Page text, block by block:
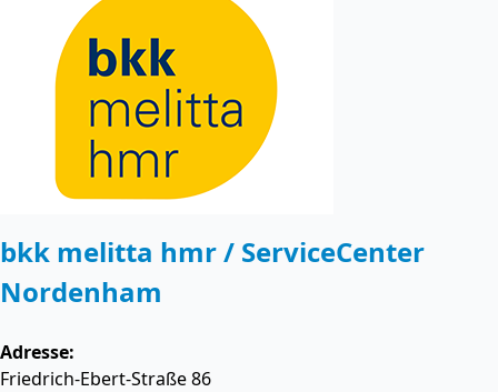
bkk melitta hmr / ServiceCenter
Nordenham
Adresse:
Friedrich-Ebert-Straße 86